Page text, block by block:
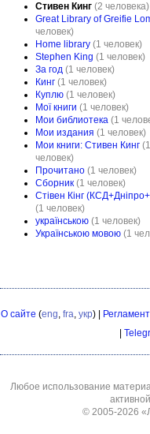
Стивен Кинг (2 человека)
Great Library of Greifie
человек)
Home library (1 человек)
Stephen King (1 человек)
За год (1 человек)
Кинг (1 человек)
Куплю (1 человек)
Мої книги (1 человек)
Мои библиотека (1
Мои издания (1 человек)
Мои книги: Стивен Кинг (1
человек)
Прочитано (1 человек)
Сборник (1 человек)
Стівен Кінг
(1 человек)
українською (1 человек)
Українською мовою (1
О сайте (eng, fra, укр) | Регламент
Любое использование
© 2005-2026